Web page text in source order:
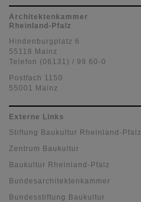
Architektenkammer
Rheinland-Pfalz
Hindenburgplatz 6
55118 Mainz
Telefon (06131) / 99 60-0
Postfach 1150
55001 Mainz
Externe Links
Stiftung Baukultur Rheinland-Pfalz
Zentrum Baukultur
Baukultur Rheinland-Pfalz
Bundesarchitektenkammer
Bundesstiftung Baukultur